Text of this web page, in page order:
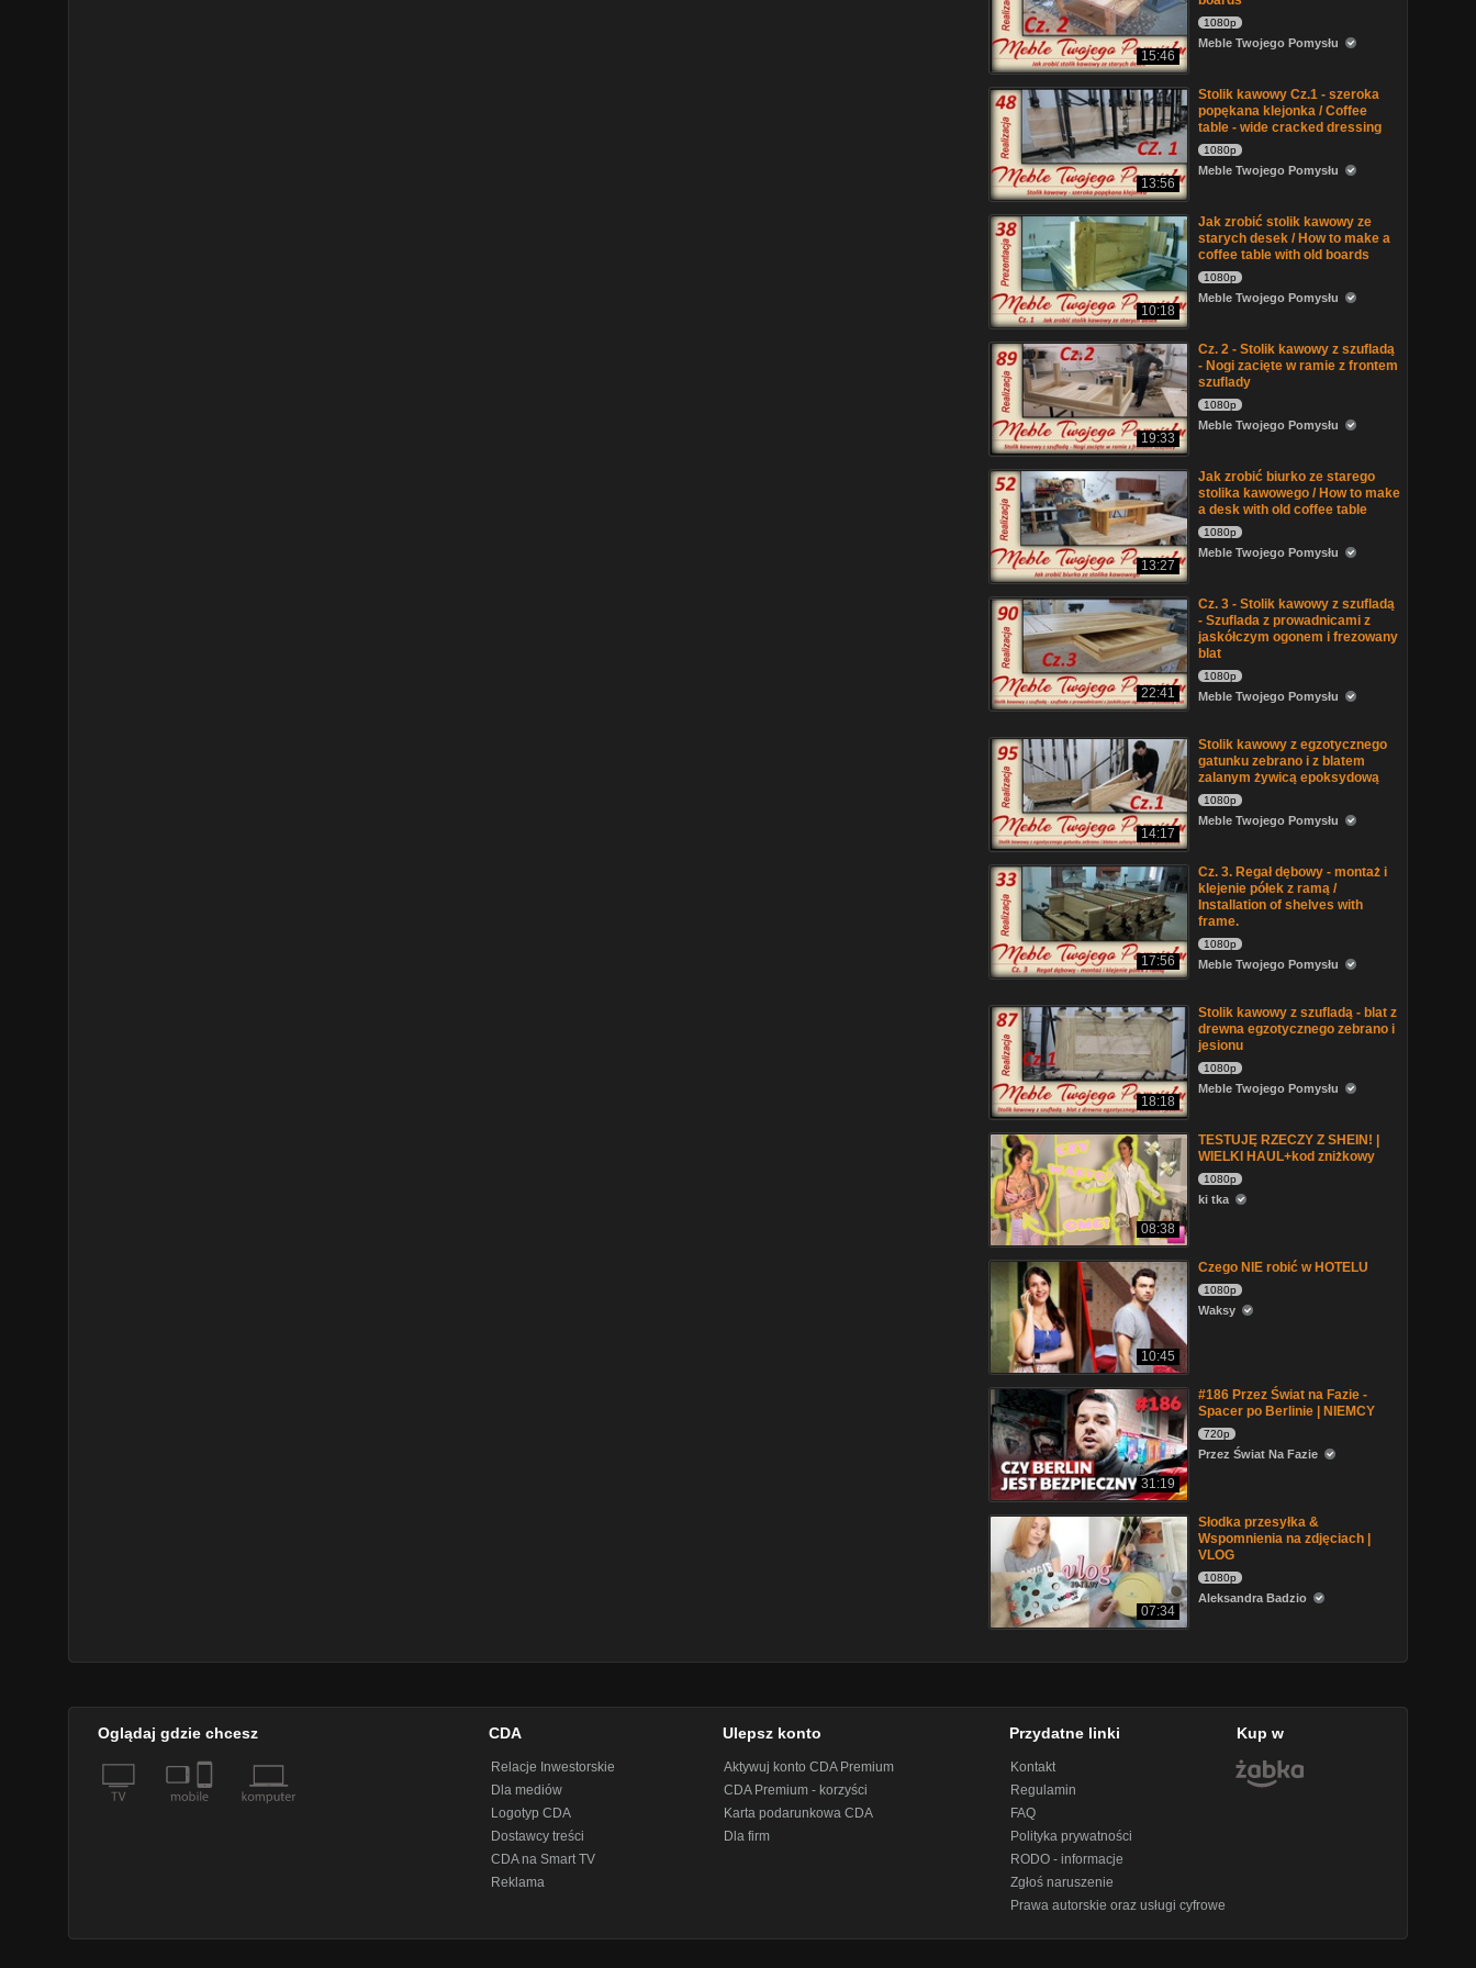
15:46
1080p
Meble Twojego Pomysłu
13:56
Stolik kawowy Cz.1 - szeroka
popękana klejonka / Coffee
table - wide cracked dressing
1080p
Meble Twojego Pomysłu
10:18
Jak zrobić stolik kawowy ze
starych desek / How to make a
coffee table with old boards
1080p
Meble Twojego Pomysłu
19:33
Cz. 2 - Stolik kawowy z szufladą
- Nogi zacięte w ramie z frontem
szuflady
1080p
Meble Twojego Pomysłu
13:27
Jak zrobić biurko ze starego
stolika kawowego / How to make
a desk with old coffee table
1080p
Meble Twojego Pomysłu
22:41
Cz. 3 - Stolik kawowy z szufladą
- Szuflada z prowadnicami z
jaskółczym ogonem i frezowany
blat
1080p
Meble Twojego Pomysłu
14:17
Stolik kawowy z egzotycznego
gatunku zebrano i z blatem
zalanym żywicą epoksydową
1080p
Meble Twojego Pomysłu
17:56
Cz. 3. Regał dębowy - montaż i
klejenie półek z ramą /
Installation of shelves with
frame.
1080p
Meble Twojego Pomysłu
18:18
Stolik kawowy z szufladą - blat z
drewna egzotycznego zebrano i
jesionu
1080p
Meble Twojego Pomysłu
08:38
TESTUJĘ RZECZY Z SHEIN! |
WIELKI HAUL+kod zniżkowy
1080p
ki tka
10:45
Czego NIE robić w HOTELU
1080p
Waksy
31:19
#186 Przez Świat na Fazie -
Spacer po Berlinie | NIEMCY
720p
Przez Świat Na Fazie
07:34
Słodka przesyłka &
Wspomnienia na zdjęciach |
VLOG
1080p
Aleksandra Badzio
Oglądaj gdzie chcesz CDA
Relacje Inwestorskie
Dla mediów
Logotyp CDA
Dostawcy treści
CDA na Smart TV
Reklama
Ulepsz konto
Aktywuj konto CDA Premium
CDA Premium - korzyści
Karta podarunkowa CDA
Dla firm
Przydatne linki
Kontakt
Regulamin
FAQ
Polityka prywatności
RODO - informacje
Zgłoś naruszenie
Prawa autorskie oraz usługi cyfrowe
Kup w